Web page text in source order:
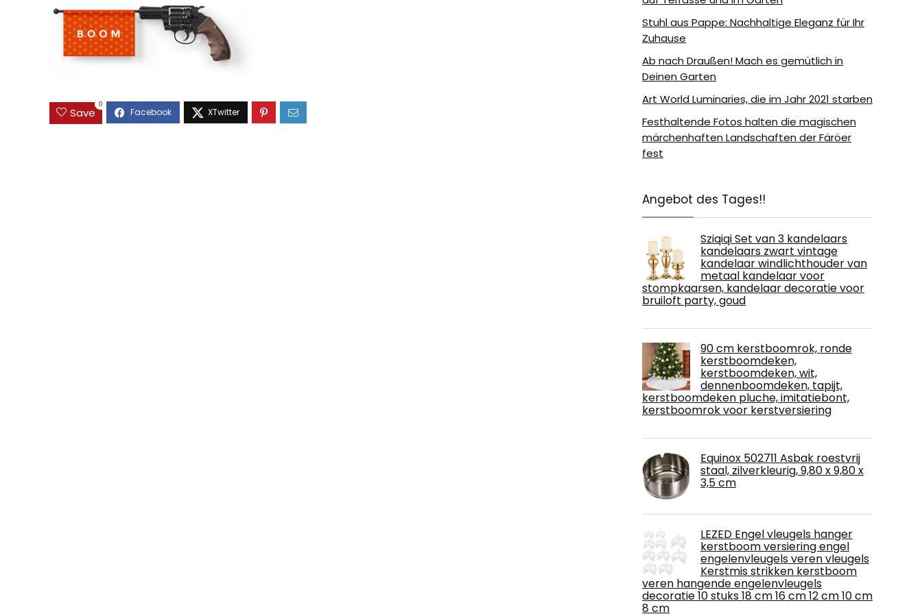
Save
0
Stuhl aus Pappe: Nachhaltige Eleganz für Ihr
Zuhause
Ab nach Draußen! Mach es gemütlich in
Deinen Garten
Art World Luminaries, die im Jahr 2021 starben
Festhaltende Fotos halten die magischen
märchenhaften Landschaften der Färöer
fest
Angebot des Tages!!
Sziqiqi Set van 3 kandelaars
kandelaars zwart vintage
kandelaar windlichthouder van
metaal kandelaar voor
stompkaarsen, kandelaar decoratie voor
bruiloft party, goud
​90 cm kerstboomrok, ronde
kerstboomdeken,
kerstboomdeken, wit,
dennenboomdeken, tapijt,
kerstboomdeken ​pluche, imitatiebont,
kerstboomrok voor kerstversiering
Equinox 502711 Asbak roestvrij
staal, zilverkleurig, 9,80 x 9,80 x
3,5 cm
LEZED Engel vleugels hanger
kerstboom versiering engel
engelenvleugels veren vleugels
Kerstmis strikken kerstboom
veren hangende engelenvleugels
decoratie 10 stuks 18 cm 16 cm 12 cm 10 cm
8 cm